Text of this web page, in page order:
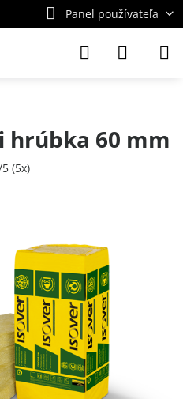
Panel používateľa
hrúbka 60 mm
5 (5x)